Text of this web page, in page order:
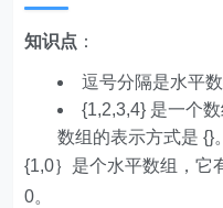
知识点 ：
逗号分隔是水平
{1,2,3,4} 是一个
数组的表示方式是 {}。
{1,0｝是个水平数组，它
0。